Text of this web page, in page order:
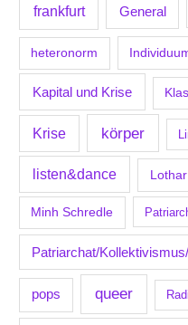
frankfurt General
heteronorm
Kapital und Krise
Krise körper
listen&dance
Minh Schredle
Patriarchat/
pops queer